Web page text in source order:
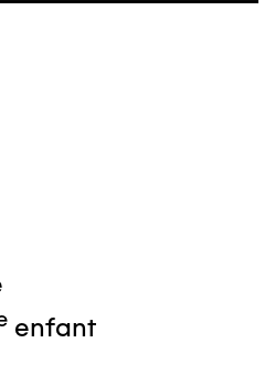
enfant